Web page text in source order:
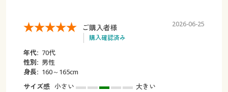
ご購入者様
購入確認済み
2026-06-25
年代: 70代
性別: 男性
身長: 160～165cm
サイズ感 小さい
大きい